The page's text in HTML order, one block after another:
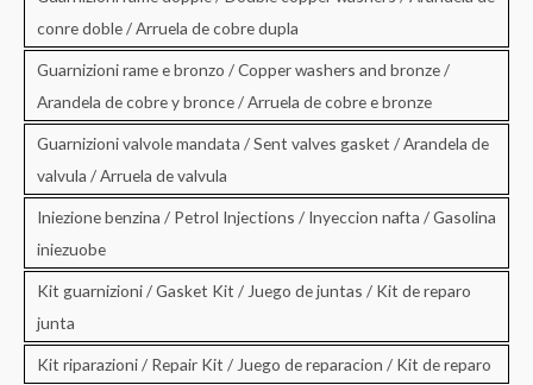
conre doble / Arruela de cobre dupla
Guarnizioni rame e bronzo / Copper washers and bronze /
Arandela de cobre y bronce / Arruela de cobre e bronze
Guarnizioni valvole mandata / Sent valves gasket / Arandela de
valvula / Arruela de valvula
Iniezione benzina / Petrol Injections / Inyeccion nafta / Gasolina
iniezuobe
Kit guarnizioni / Gasket Kit / Juego de juntas / Kit de reparo
junta
Kit riparazioni / Repair Kit / Juego de reparacion / Kit de reparo